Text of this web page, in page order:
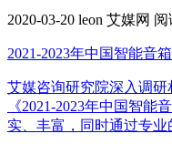
2020-03-20 leon 艾媒网 阅
2021-2023年中国智能音
艾媒咨询研究院深入调
《2021-2023年中国智
实、丰富，同时通过专